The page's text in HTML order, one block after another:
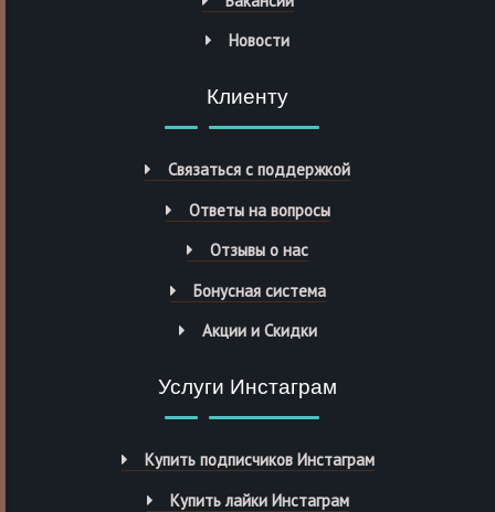
Новости
Клиенту
Связаться с поддержкой
Ответы на вопросы
Отзывы о нас
Бонусная система
Акции и Скидки
Услуги Инстаграм
Купить подписчиков Инстаграм
Купить лайки Инстаграм